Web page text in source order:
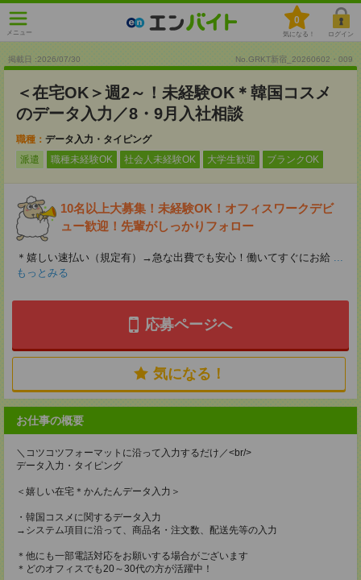
メニュー
0
気になる！ ログイン
掲載日 :2026/07/30 No.GRKT新宿_20260602・009
＜在宅OK＞週2～！未経験OK＊韓国コスメ
のデータ入力／8・9月入社相談
職種： データ入力・タイピング
派遣
職種未経験OK 社会人未経験OK 大学生歓迎 ブランクOK
10名以上大募集！未経験OK！オフィスワークデビ
ュー歓迎！先輩がしっかりフォロー
＊嬉しい速払い（規定有）→急な出費でも安心！働いてすぐにお給 ...
もっとみる
応募ページへ
気になる！
お仕事の概要
＼コツコツフォーマットに沿って入力するだけ／<br/>
データ入力・タイピング
＜嬉しい在宅＊かんたんデータ入力＞
・韓国コスメに関するデータ入力
→システム項目に沿って、商品名・注文数、配送先等の入力
＊他にも一部電話対応をお願いする場合がございます
＊どのオフィスでも20～30代の方が活躍中！